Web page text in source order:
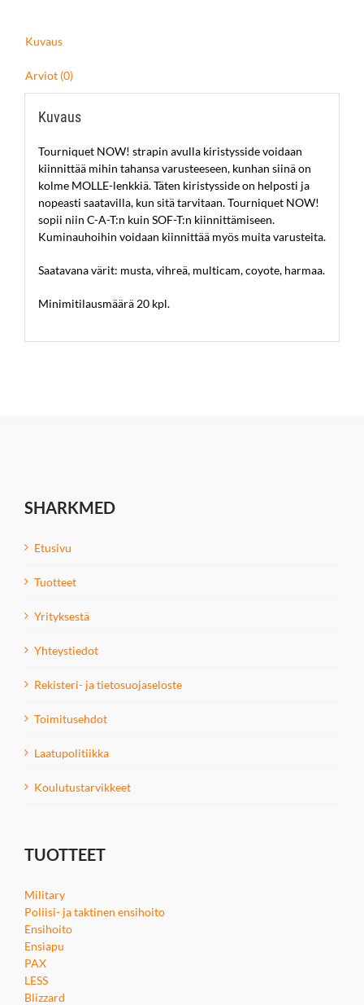
Kuvaus
Arviot (0)
Kuvaus
Tourniquet NOW! strapin avulla kiristysside voidaan
kiinnittää mihin tahansa varusteeseen, kunhan siinä on
kolme MOLLE-lenkkiä. Täten kiristysside on helposti ja
nopeasti saatavilla, kun sitä tarvitaan. Tourniquet NOW!
sopii niin C-A-T:n kuin SOF-T:n kiinnittämiseen.
Kuminauhoihin voidaan kiinnittää myös muita varusteita.
Saatavana värit: musta, vihreä, multicam, coyote, harmaa.
Minimitilausmäärä 20 kpl.
SHARKMED
Etusivu
Tuotteet
Yrityksestä
Yhteystiedot
Rekisteri- ja tietosuojaseloste
Toimitusehdot
Laatupolitiikka
Koulutustarvikkeet
TUOTTEET
Military
Poliisi- ja taktinen ensihoito
Ensihoito
Ensiapu
PAX
LESS
Blizzard